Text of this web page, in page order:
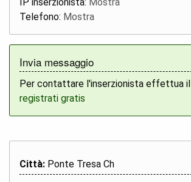
Telefono: Mostra
Invia messaggio
Per contattare l'inserzionista effettua il
registrati gratis
Città: Ponte Tresa Ch